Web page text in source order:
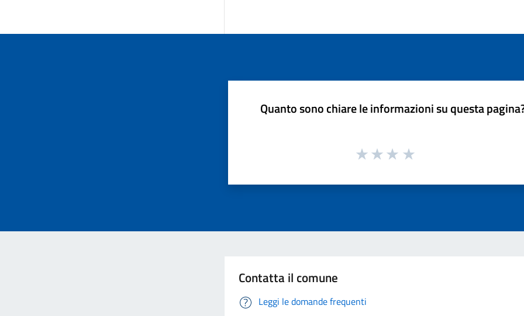
Quanto sono chiare le informazioni su questa
Contatta il comune
Leggi le domande frequenti